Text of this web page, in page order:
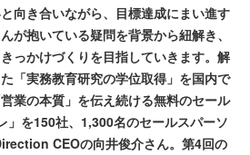
向き合いながら、目標達成にまい進す
が抱いている疑問を背景から紐解き、
っかけづくりを目指していきます。解
「実務教育研究の学位取得」を国内で
業の本質」を伝え続ける無料のセール
」を150社、1,300名のセールスパーソ
CEOの向井俊介さん。第4回の